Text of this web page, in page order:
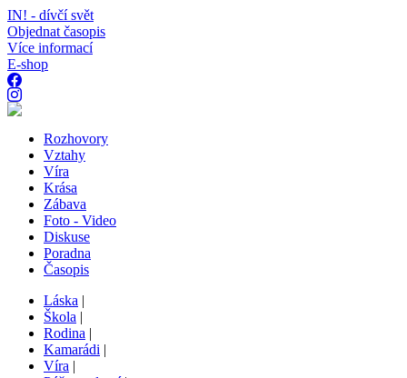
IN! - dívčí svět
Objednat časopis
Více informací
E-shop
Rozhovory
Vztahy
Víra
Krása
Zábava
Foto - Video
Diskuse
Poradna
Časopis
Láska |
Škola |
Rodina |
Kamarádi |
Víra |